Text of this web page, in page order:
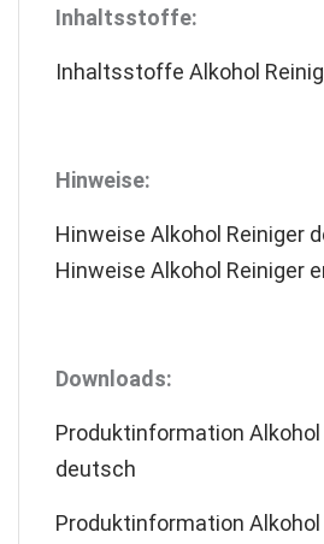
Inhaltsstoffe:
Inhaltsstoffe Alkohol
Hinweise:
Hinweise Alkohol Reiniger
Hinweise Alkohol Reiniger
Downloads:
Produktinformation Alkohol
deutsch
Produktinformation Alkohol